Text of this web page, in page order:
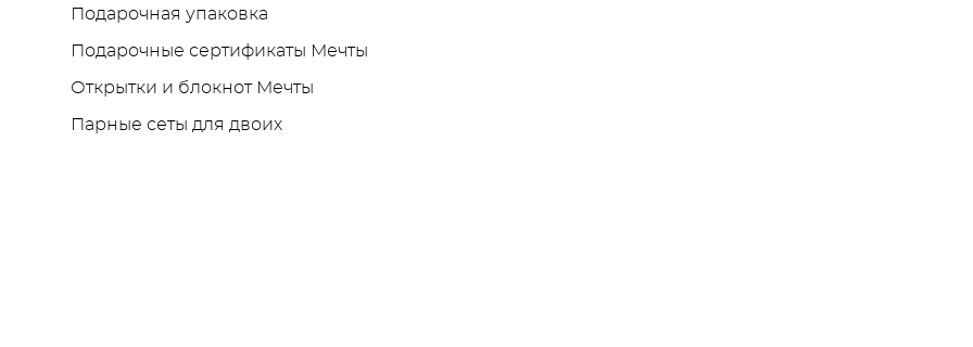
Подарочная упаковка
Подарочные сертификаты Мечты
Открытки и блокнот Мечты
Парные сеты для двоих